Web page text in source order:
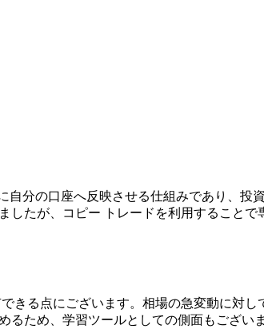
分の口座へ反映させる仕組みであり、投
たが、コピー トレードを利用すること
きる点にございます。相場の急変動に対
ため、学習ツールとしての側面もございま